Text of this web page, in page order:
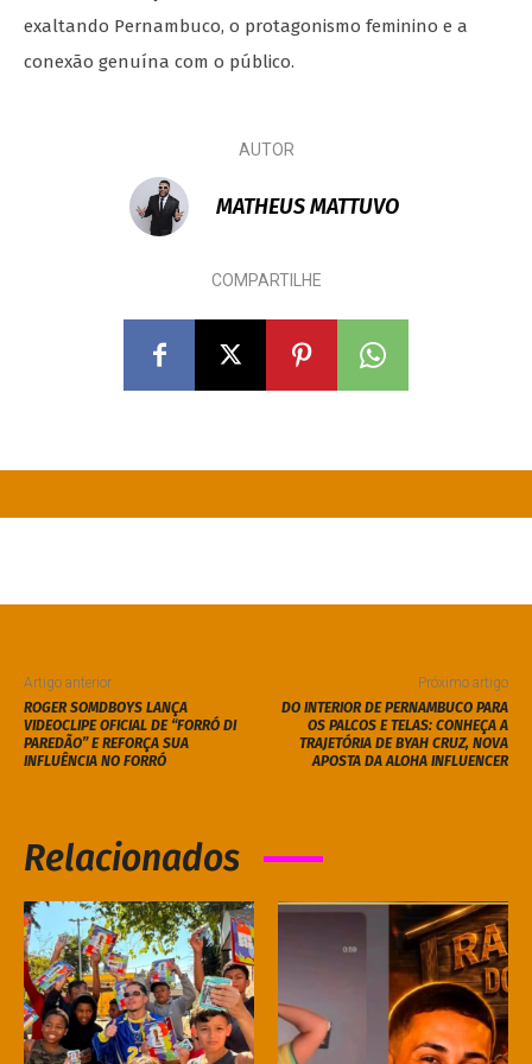
exaltando Pernambuco, o protagonismo feminino e a
conexão genuína com o público.
AUTOR
MATHEUS MATTUVO
COMPARTILHE
Artigo anterior
ROGER SOMDBOYS LANÇA
VIDEOCLIPE OFICIAL DE “FORRÓ DI
PAREDÃO” E REFORÇA SUA
INFLUÊNCIA NO FORRÓ
Próximo artigo
DO INTERIOR DE PERNAMBUCO PARA
OS PALCOS E TELAS: CONHEÇA A
TRAJETÓRIA DE BYAH CRUZ, NOVA
APOSTA DA ALOHA INFLUENCER
Relacionados